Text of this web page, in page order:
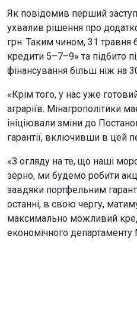
Як повідомив перший
ухвалив рішення про
грн. Таким чином, 31 травня
кредити 5–7–9» та підбито
фінансування більш ніж на
«Крім того, у нас уже
аграріїв. Мінагрополітики
ініціювали зміни до
гарантії, включивши в цей
«З огляду на те, що наші
зерно, ми будемо робити
завдяки портфельним
останні, в свою чергу,
максимально можливий
економічного департаменту